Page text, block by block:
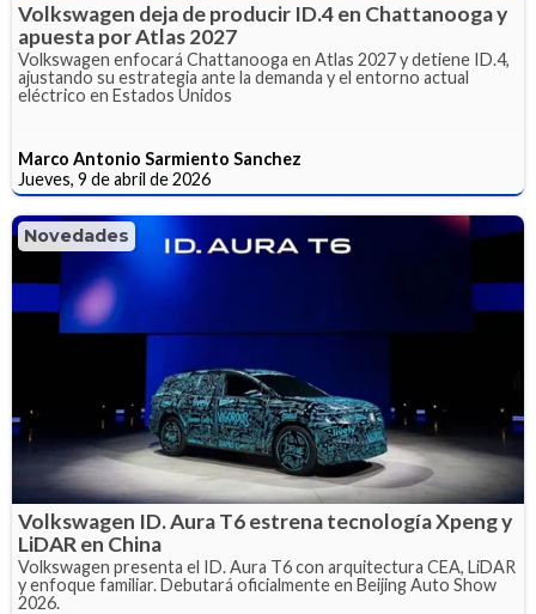
Volkswagen deja de producir ID.4 en Chattanooga y
apuesta por Atlas 2027
Volkswagen enfocará Chattanooga en Atlas 2027 y detiene ID.4,
ajustando su estrategia ante la demanda y el entorno actual
eléctrico en Estados Unidos
Marco Antonio Sarmiento Sanchez
Jueves, 9 de abril de 2026
Novedades
Volkswagen ID. Aura T6 estrena tecnología Xpeng y
LiDAR en China
Volkswagen presenta el ID. Aura T6 con arquitectura CEA, LiDAR
y enfoque familiar. Debutará oficialmente en Beijing Auto Show
2026.